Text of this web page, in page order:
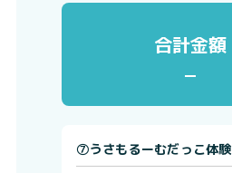
合計金額
⑦うさもるーむだっこ体験